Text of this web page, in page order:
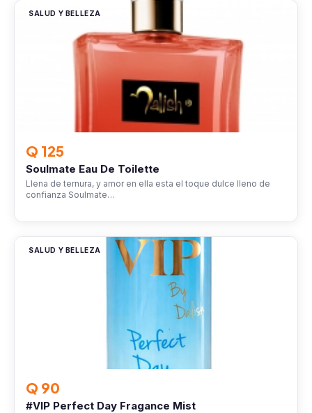
SALUD Y BELLEZA
Q 125
Soulmate Eau De Toilette
Llena de ternura, y amor en ella esta el toque dulce lleno de
confianza Soulmate…
SALUD Y BELLEZA
Q 90
#VIP Perfect Day Fragance Mist